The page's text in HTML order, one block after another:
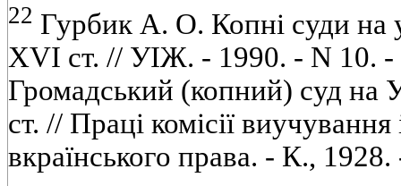
22 Гурбик А. О. Копні суди на
XVI ст. // УІЖ. - 1990. - N 10. -
Громадський (копний) суд на
ст. // Праці комісії виучування
вкраїнського права. - К.,